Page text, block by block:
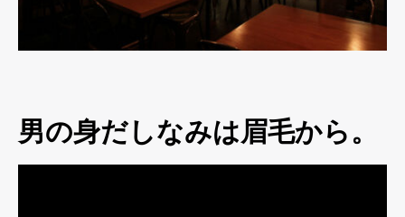
男の身だしなみは眉毛から。